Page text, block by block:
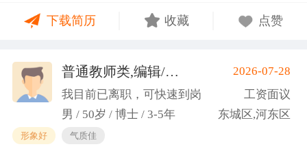
上传，毕业生信息核对，以及协助图书馆老师与学生
沟通举办各种活动。 （3）组织管理能力强，在读期
一百余人，并组织每天口语晨读活动，同时不定期举
办各种社团内部活动，如迎新、英语角等。
路与良好的问题处理意识。 拥有较强的团队协作与跨
稳步成长并创造价值。
下载简历 收藏 点赞
普通教师类,编辑/出版/印刷 (刘先生)
2026-07-28
我目前已离职，可快速到岗
工资面议
男 / 50岁 / 博士 / 3-5年
东城区,河东区
形象好 气质佳